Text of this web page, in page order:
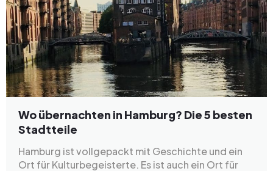
Wo übernachten in Hamburg? Die 5 besten
Stadtteile
Hamburg ist vollgepackt mit Geschichte und ein
Ort für Kulturbegeisterte. Es ist auch ein Ort für